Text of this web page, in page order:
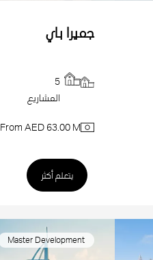
جميرا باي
5
المشاريع
From AED 63.00 M
يتعلم أكثر
Master Development